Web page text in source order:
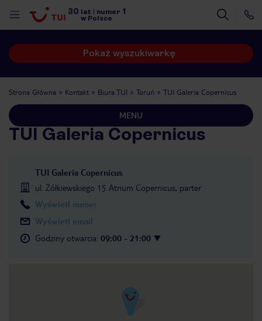
30 lat numer 1
w Polsce
Pokaż wyszukiwarkę
Strona Główna Kontakt Biura TUI Toruń TUI Galeria Copernicus
MENU
TUI Galeria Copernicus
TUI Galeria Copernicus
ul. Żółkiewskiego 15 Atrium Copernicus, parter
Wyświetl numer
Wyświetl email
Godziny otwarcia: 09:00 - 21:00